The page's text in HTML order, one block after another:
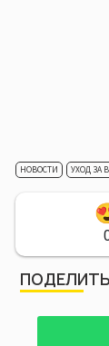
НОВОСТИ УХОД ЗА